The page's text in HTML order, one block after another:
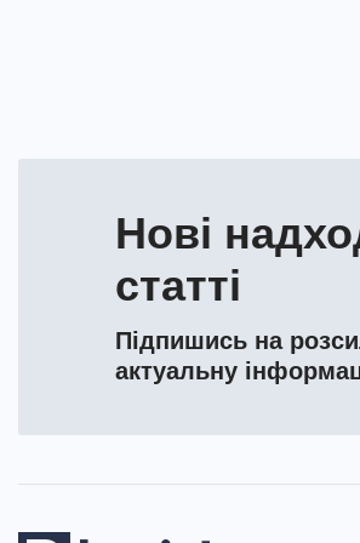
Нові
статті
Підпишись на
актуальну